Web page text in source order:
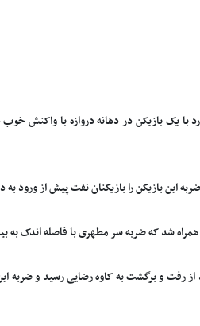
با یک بازیکن در دهانه دروازه با واکنش
از رفت و برگشت به کاوه رضایی رسید و ضربه